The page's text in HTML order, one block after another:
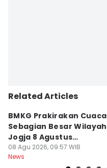
Related Articles
BMKG Prakirakan Cuaca
Sebagian Besar Wilayah
Jogja 8 Agustus
Berawan
08 Agu 2026, 09:57 WIB
News